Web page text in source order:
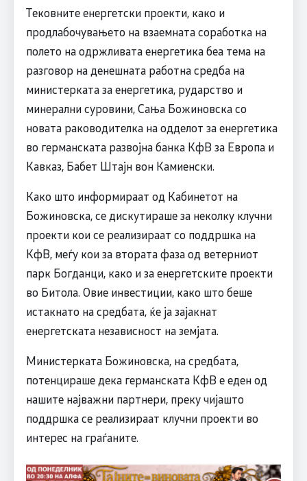
Тековните енергетски проекти, како и
продлабочувањето на взаемната соработка на
полето на одржливата енергетика беа тема на
разговор на денешната работна средба на
министерката за енергетика, рударство и
минерални суровини, Сања Божиновска со
новата раководителка на одделот за енергетика
во германската развојна банка КфВ за Европа и
Кавказ, Бабет Штајн вон Камиенски.
Како што информираат од Кабинетот на
Божиновска, се дискутираше за неколку клучни
проекти кои се реализираат со поддршка на
КфВ, меѓу кои за втората фаза од ветерниот
парк Богданци, како и за енергетските проекти
во Битола. Овие инвестиции, како што беше
истакнато на средбата, ќе ја зајакнат
енергетската независност на земјата.
Министерката Божиновска, на средбата,
потенцираше дека германската КфВ е еден од
нашите најважни партнери, преку чијашто
поддршка се реализираат клучни проекти во
интерес на граѓаните.